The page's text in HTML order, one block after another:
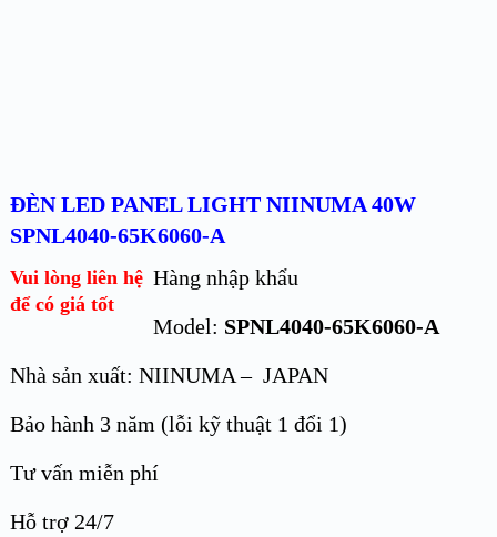
ĐÈN LED PANEL LIGHT NIINUMA 40W
SPNL4040-65K6060-A
Vui lòng liên hệ
để có giá tốt
Hàng nhập khẩu
Model: SPNL4040-65K6060-A
Nhà sản xuất: NIINUMA – JAPAN
Bảo hành 3 năm (lỗi kỹ thuật 1 đổi 1)
Tư vấn miễn phí
Hỗ trợ 24/7